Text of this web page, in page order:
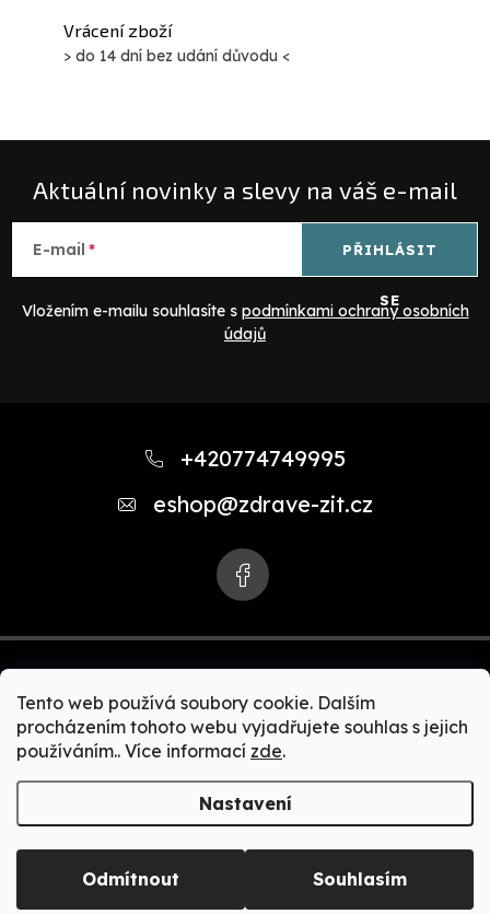
Tento web používá soubory cookie. Dalším
procházením tohoto webu vyjadřujete souhlas s jejich
používáním.. Více informací zde.
Nastavení
Odmítnout Souhlasím
Vrácení zboží
> do 14 dní bez udání důvodu <
Aktuální novinky a slevy na váš e-mail
E-mail
Vložením e-mailu souhlasíte s podmínkami ochrany osobních
údajů
PŘIHLÁSIT
SE
+420774749995
eshop@zdrave-zit.cz
Copyright 2026Zdravě-žít.cz | Akční nabídky Zepter
produktů. Zdravé vaření, čističky vody, čističky vzduchu,
zdravé spaní, Bioptron + MedAll, zdravá a čistá domácnost,
Zepter kosmetika, Zepter kolagen.. Všechna práva
vyhrazena.